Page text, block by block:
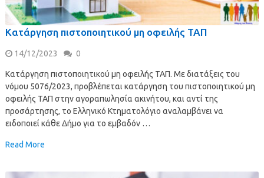
Κατάργηση πιστοποιητικού μη οφειλής ΤΑΠ
14/12/2023 0
Κατάργηση πιστοποιητικού μη οφειλής ΤΑΠ. Με διατάξεις του
νόμου 5076/2023, προβλέπεται κατάργηση του πιστοποιητικού μη
οφειλής ΤΑΠ στην αγοραπωλησία ακινήτου, και αντί της
προσάρτησης, το Ελληνικό Κτηματολόγιο αναλαμβάνει να
ειδοποιεί κάθε Δήμο για το εμβαδόν …
Read More